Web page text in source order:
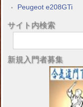
Peugeot e208GTi
サイト内検索
新規入門者募集